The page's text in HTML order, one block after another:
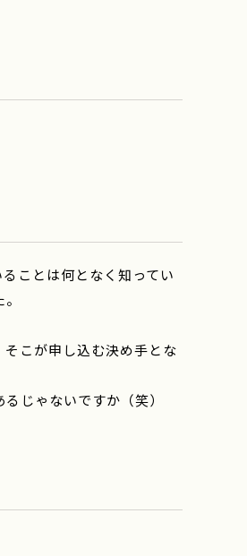
ことは何となく知ってい
こが申し込む決め手とな
じゃないですか（笑）